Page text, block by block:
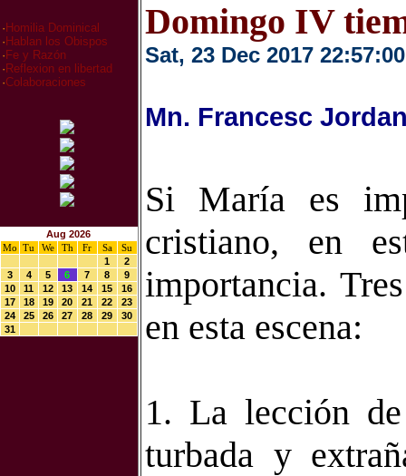
· Homilia Dominical
· Hablan los Obispos
· Fe y Razón
· Reflexion en libertad
·Colaboraciones
Aug 2026
Mo
Tu We Th Fr Sa
Su
1
2
3
4 5 6 7 8
9
10
11 12 13 14 15
16
17
18 19 20 21 22
23
24
25 26 27 28 29
30
31
Domingo IV
Sat, 23 Dec 2017 22:57:00
Mn. Francesc
Si María es
cristiano, en
importancia.
en esta escena:
1. La lección
turbada y